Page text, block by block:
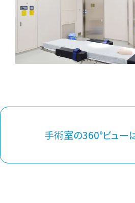
手術室の360°ビュー